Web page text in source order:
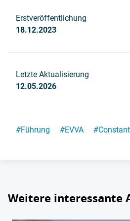
Erstveröffentlichung
18.12.2023
Letzte Aktualisierung
12.05.2026
#Führung #EVVA #
Weitere interessante